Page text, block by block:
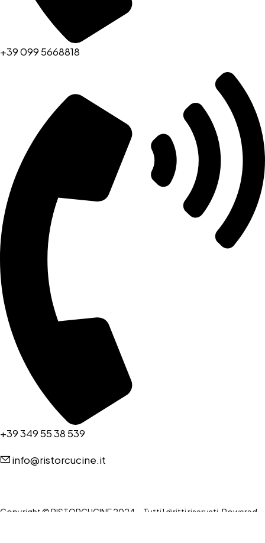
+39 099 5668818
+39 349 55 38 539
info@ristorcucine.it
Copyright © RISTORCUCINE 2024 – Tutti I diritti riservati. Powered